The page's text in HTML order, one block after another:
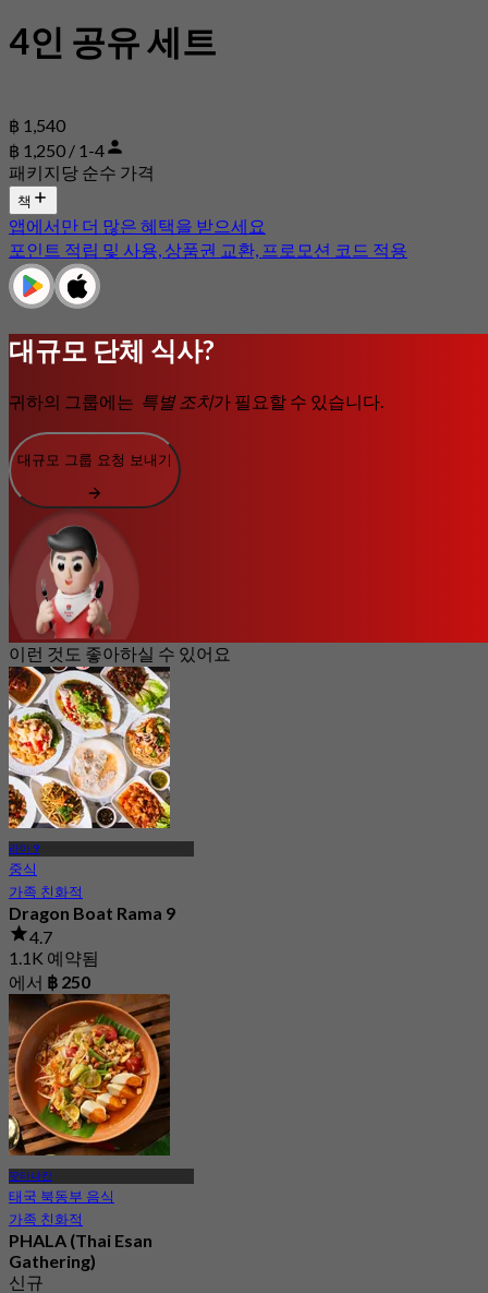
4인 공유 세트
฿ 1,540
฿ 1,250 / 1-4
패키지당 순수 가격
책
앱에서만 더 많은 혜택을 받으세요
포인트 적립 및 사용, 상품권 교환, 프로모션 코드 적용
대규모 단체 식사?
귀하의 그룹에는 특별 조치가 필요할 수 있습니다.
대규모 그룹 요청 보내기
이런 것도 좋아하실 수 있어요
라마 9
중식
가족 친화적
Dragon Boat Rama 9
4.7
1.1K 예약됨
에서 ฿ 250
팟타나칸
태국 북동부 음식
가족 친화적
PHALA (Thai Esan
Gathering)
신규